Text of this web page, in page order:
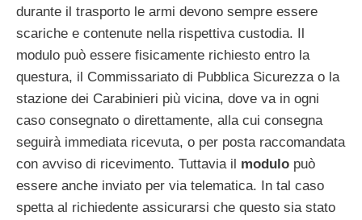
durante il trasporto le armi devono sempre essere
scariche e contenute nella rispettiva custodia. Il
modulo può essere fisicamente richiesto entro la
questura, il Commissariato di Pubblica Sicurezza o la
stazione dei Carabinieri più vicina, dove va in ogni
caso consegnato o direttamente, alla cui consegna
seguirà immediata ricevuta, o per posta raccomandata
con avviso di ricevimento. Tuttavia il modulo può
essere anche inviato per via telematica. In tal caso
spetta al richiedente assicurarsi che questo sia stato